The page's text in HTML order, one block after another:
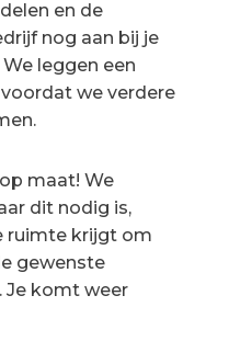
en de
nog aan bij je
leggen een
we verdere
maat! We
dit nodig is,
ruimte krijgt om
gewenste
Je komt weer